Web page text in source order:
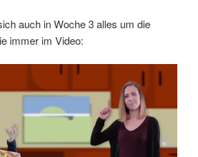
auch in Woche 3 alles um die
immer im Video: